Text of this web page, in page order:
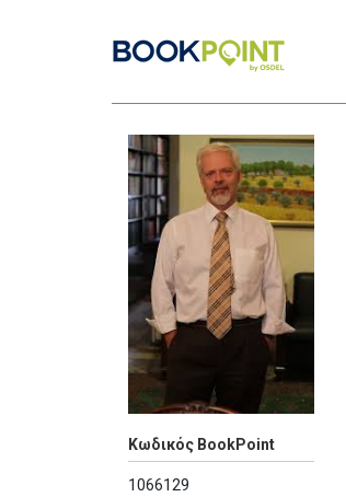
Κωδικός BookPoint
1066129